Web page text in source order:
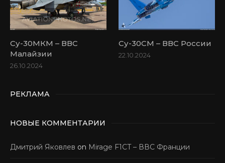
Су-30МКМ – ВВС
Малайзии
26.10.2024
Су-30СМ – ВВС России
22.10.2024
РЕКЛАМА
НОВЫЕ КОММЕНТАРИИ
Дмитрий Яковлев on Mirage F1CT – ВВС Франции